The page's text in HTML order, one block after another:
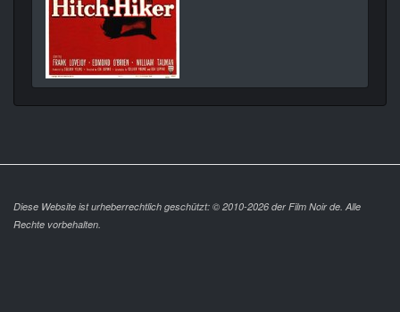
Diese Website ist urheberrechtlich geschützt: © 2010-2026 der Film Noir de. Alle
Rechte vorbehalten.